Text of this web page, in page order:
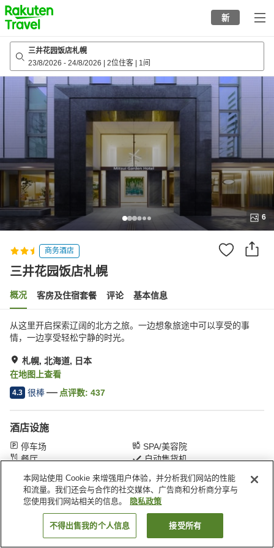
to
top
page
新
三井花园饭店札幌
23/8/2026 - 24/8/2026 2位住客 1间
6
商务酒店
三井花园饭店札幌
概况 客房及住宿套餐 评论 基本信息
从这里开启探索辽阔的北方之旅。一边想象旅途中可以享受的事
情，一边享受轻松宁静的时光。
札幌, 北海道, 日本
在地图上查看
4.3 很棒 点评数: 437
酒店设施
停车场
SPA/美容院
餐厅
自动售货机
首页 日本 北海道 札幌 三井花园饭店札幌
搜索客房
本网站使用 Cookie 来增强用户体验，并分析我们网站的性能
和流量。我们还会与合作的社交媒体、广告商和分析商分享与
您使用我们网站相关的信息。
隐私政策
不得出售我的个人信息 接受所有